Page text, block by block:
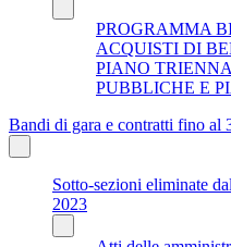
PROGRAMMA
ACQUISTI DI
PIANO
PUBBLICHE E
Bandi di gara e contratti fino al
Sotto-sezioni eliminate
2023